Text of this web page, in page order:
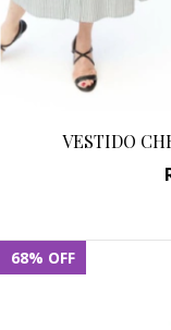
VESTIDO
68% OFF